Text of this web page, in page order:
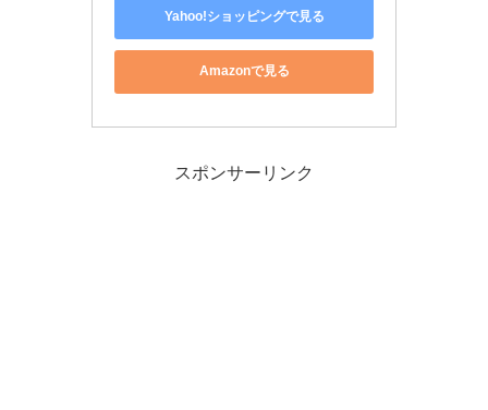
Yahoo!ショッピングで見る
Amazonで見る
スポンサーリンク